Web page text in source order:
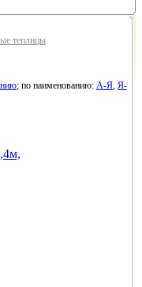
теплицы
; по наименованию: А-Я, Я-